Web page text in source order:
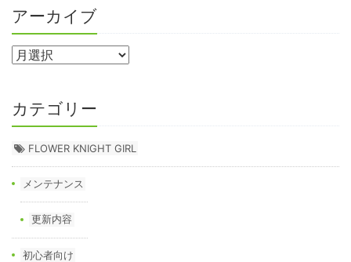
アーカイブ
カテゴリー
FLOWER KNIGHT GIRL
メンテナンス
更新内容
初心者向け